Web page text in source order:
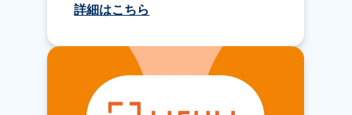
詳細はこちら